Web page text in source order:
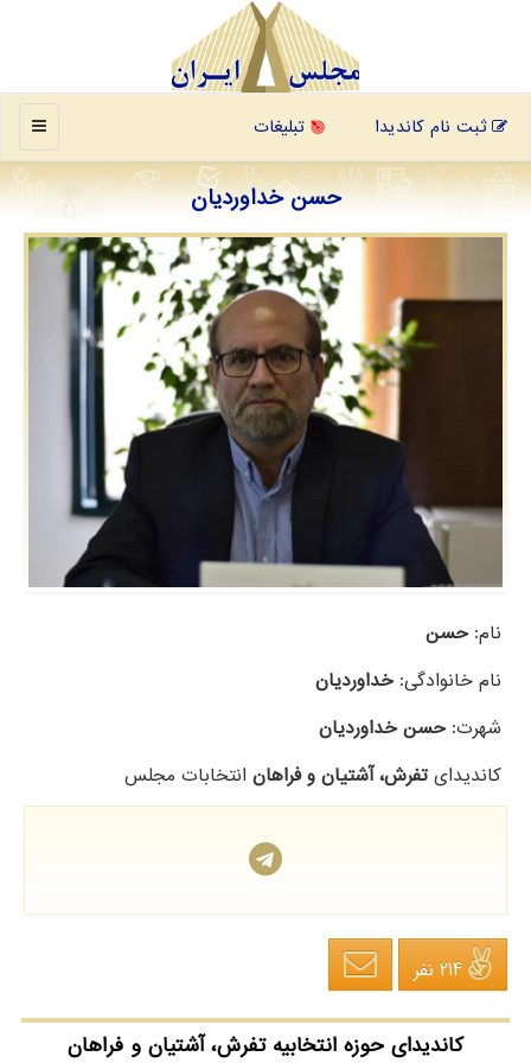
منو ثبت نام کاندیدا تبلیغات
حسن خداوردیان
نام:حسن
نام خانوادگی:خداوردیان
شهرت:حسن خداوردیان
کاندیدای تفرش، آشتیان و فراهان انتخابات مجلس
214 نفر
کاندیدای حوزه انتخابیه تفرش، آشتیان و فراهان